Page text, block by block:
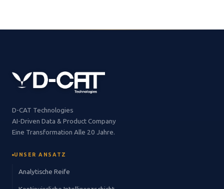
D-CAT Technologies
AI-Driven Data & Product Company
Eine Transformation Alle 20 Jahre.
UNSER ANSATZ
Analytische Reife